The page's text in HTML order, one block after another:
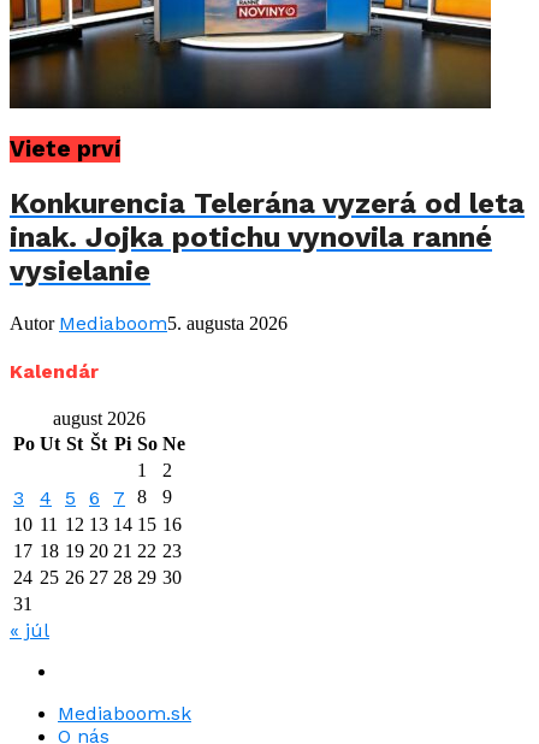
Viete prví
Konkurencia Telerána vyzerá od leta
inak. Jojka potichu vynovila ranné
vysielanie
Autor Mediaboom5. augusta 2026
Kalendár
august 2026
Po Ut St Št Pi So Ne
1
2
3 4 5 6 7 8
9
10 11 12 13 14 15 16
17 18 19 20 21 22 23
24 25 26 27 28 29 30
31
« júl
Mediaboom.sk
O nás